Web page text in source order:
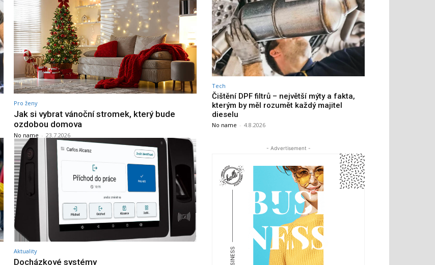
Pro ženy
Jak si vybrat vánoční stromek, který bude
ozdobou domova
No name - 23.7.2026
Aktuality
Docházkové systémy
Tech
Čištění DPF filtrů – největší mýty a fakta,
kterým by měl rozumět každý majitel
dieselu
No name - 4.8.2026
- Advertisement -